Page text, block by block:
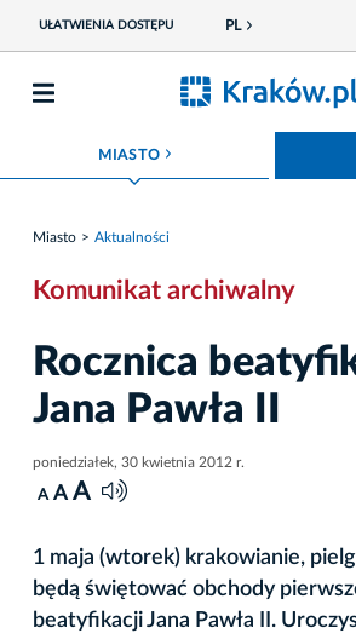
UŁATWIENIA DOSTĘPU PL
MIASTO ROZWIŃ MENU
Miasto Aktualności
Komunikat archiwalny
Rocznica
Jana Pawła II
poniedziałek, 30 kwietnia 2012 r.
A A A
1 maja (wtorek) krakowianie,
będą świętować obchody
beatyfikacji Jana Pawła II.